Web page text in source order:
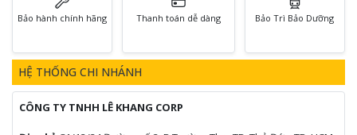
Bảo hành chính hãng Thanh toán dễ dàng Bảo Trì Bảo Dưỡng
HỆ THỐNG CHI NHÁNH
CÔNG TY TNHH LÊ KHANG CORP